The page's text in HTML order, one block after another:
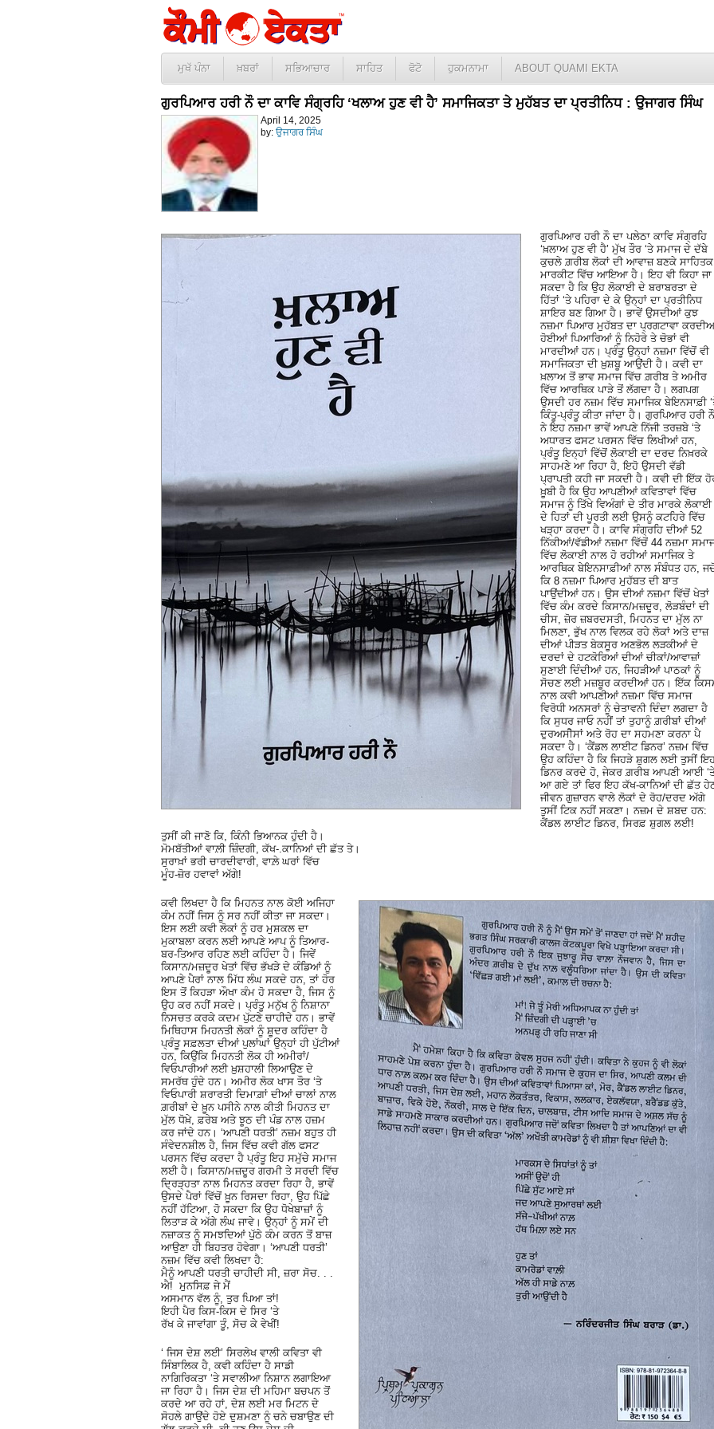
ਮੁਖੱ ਪੰਨਾ ਖ਼ਬਰਾਂ ਸਭਿਆਚਾਰ ਸਾਹਿਤ ਫੋਟੋ ਹੁਕਮਨਾਮਾ ABOUT QUAMI EKTA
ਗੁਰਪਿਆਰ ਹਰੀ ਨੌ ਦਾ ਕਾਵਿ ਸੰਗ੍ਰਹਿ ‘ਖਲਾਅ ਹੁਣ ਵੀ ਹੈ’ ਸਮਾਜਿਕਤਾ ਤੇ ਮੁਹੱਬਤ ਦਾ ਪ੍ਰਤੀਨਿਧ : ਉਜਾਗਰ ਸਿੰਘ
April 14, 2025
by: ਉਜਾਗਰ ਸਿੰਘ
ਗੁਰਪਿਆਰ ਹਰੀ ਨੌ ਦਾ ਪਲੇਠਾ ਕਾਵਿ ਸੰਗ੍ਰਹਿ
‘ਖ਼ਲਾਅ ਹੁਣ ਵੀ ਹੈ’ ਮੁੱਖ ਤੌਰ ‘ਤੇ ਸਮਾਜ ਦੇ ਦੱਬੇ
ਕੁਚਲੇ ਗ਼ਰੀਬ ਲੋਕਾਂ ਦੀ ਆਵਾਜ਼ ਬਣਕੇ ਸਾਹਿਤਕ
ਮਾਰਕੀਟ ਵਿੱਚ ਆਇਆ ਹੈ। ਇਹ ਵੀ ਕਿਹਾ ਜਾ
ਸਕਦਾ ਹੈ ਕਿ ਉਹ ਲੋਕਾਈ ਦੇ ਬਰਾਬਰਤਾ ਦੇ
ਹਿੱਤਾਂ ‘ਤੇ ਪਹਿਰਾ ਦੇ ਕੇ ਉਨ੍ਹਾਂ ਦਾ ਪ੍ਰਤੀਨਿਧ
ਸ਼ਾਇਰ ਬਣ ਗਿਆ ਹੈ। ਭਾਵੇਂ ਉਸਦੀਆਂ ਕੁਝ
ਨਜ਼ਮਾ ਪਿਆਰ ਮੁਹੱਬਤ ਦਾ ਪ੍ਰਗਟਾਵਾ
ਹੋਈਆਂ ਪਿਆਰਿਆਂ ਨੂੰ ਨਿਹੋਰੇ ਤੇ ਚੋਭਾਂ ਵੀ
ਮਾਰਦੀਆਂ ਹਨ। ਪ੍ਰੰਤੂ ਉਨ੍ਹਾਂ ਨਜ਼ਮਾ ਵਿੱਚੋਂ ਵੀ
ਸਮਾਜਿਕਤਾ ਦੀ ਖ਼ੁਸ਼ਬੂ ਆਉਂਦੀ ਹੈ। ਕਵੀ ਦਾ
ਖ਼ਲਾਅ ਤੋਂ ਭਾਵ ਸਮਾਜ ਵਿੱਚ ਗ਼ਰੀਬ ਤੇ ਅਮੀਰ
ਵਿੱਚ ਆਰਥਿਕ ਪਾੜੇ ਤੋਂ ਲੱਗਦਾ ਹੈ। ਲਗਪਗ
ਉਸਦੀ ਹਰ ਨਜ਼ਮ ਵਿੱਚ ਸਮਾਜਿਕ ਬੇਇਨਸਾਫ਼ੀ
ਕਿੰਤੂ-ਪ੍ਰੰਤੂ ਕੀਤਾ ਜਾਂਦਾ ਹੈ। ਗੁਰਪਿਆਰ ਹਰੀ ਨੌ
ਨੇ ਇਹ ਨਜ਼ਮਾ ਭਾਵੇਂ ਆਪਣੇ ਨਿੱਜੀ ਤਰਜ਼ਬੇ ‘ਤੇ
ਅਧਾਰਤ ਫਸਟ ਪਰਸਨ ਵਿੱਚ ਲਿਖੀਆਂ ਹਨ,
ਪ੍ਰੰਤੂ ਇਨ੍ਹਾਂ ਵਿੱਚੋਂ ਲੋਕਾਈ ਦਾ ਦਰਦ ਨਿਖ਼ਰਕੇ
ਸਾਹਮਣੇ ਆ ਰਿਹਾ ਹੈ, ਇਹੋ ਉਸਦੀ ਵੱਡੀ
ਪ੍ਰਾਪਤੀ ਕਹੀ ਜਾ ਸਕਦੀ ਹੈ। ਕਵੀ ਦੀ ਇੱਕ
ਖ਼ੂਬੀ ਹੈ ਕਿ ਉਹ ਆਪਣੀਆਂ ਕਵਿਤਾਵਾਂ ਵਿੱਚ
ਸਮਾਜ ਨੂੰ ਤਿੱਖੇ ਵਿਅੰਗਾਂ ਦੇ ਤੀਰ ਮਾਰਕੇ ਲੋਕਾਈ
ਦੇ ਹਿਤਾਂ ਦੀ ਪੂਰਤੀ ਲਈ ਉਸਨੂੰ ਕਟਹਿਰੇ ਵਿੱਚ
ਖੜ੍ਹਾ ਕਰਦਾ ਹੈ। ਕਾਵਿ ਸੰਗ੍ਰਹਿ ਦੀਆਂ 52
ਨਿੱਕੀਆਂ/ਵੱਡੀਆਂ ਨਜ਼ਮਾ ਵਿੱਚੋਂ 44 ਨਜ਼ਮਾ
ਵਿੱਚ ਲੋਕਾਈ ਨਾਲ ਹੋ ਰਹੀਆਂ ਸਮਾਜਿਕ ਤੇ
ਆਰਥਿਕ ਬੇਇਨਸਾਫ਼ੀਆਂ ਨਾਲ ਸੰਬੰਧਤ ਹਨ,
ਕਿ 8 ਨਜ਼ਮਾ ਪਿਆਰ ਮੁਹੱਬਤ ਦੀ ਬਾਤ
ਪਾਉਂਦੀਆਂ ਹਨ। ਉਸ ਦੀਆਂ ਨਜ਼ਮਾ ਵਿੱਚੋਂ ਖੇਤਾਂ
ਵਿੱਚ ਕੰਮ ਕਰਦੇ ਕਿਸਾਨ/ਮਜ਼ਦੂਰ, ਲੋੜਬੰਦਾਂ ਦੀ
ਚੀਸ, ਜ਼ੋਰ ਜ਼ਬਰਦਸਤੀ, ਮਿਹਨਤ ਦਾ ਮੁੱਲ ਨਾ
ਮਿਲਣਾ, ਭੁੱਖ ਨਾਲ ਵਿਲਕ ਰਹੇ ਲੋਕਾਂ ਅਤੇ ਦਾਜ਼
ਦੀਆਂ ਪੀੜਤ ਬੇਕਸੂਰ ਅਣਭੋਲ ਲੜਕੀਆਂ ਦੇ
ਦਰਦਾਂ ਦੇ ਹਟਕੋਰਿਆਂ ਦੀਆਂ ਚੀਕਾਂ/ਆਵਾਜ਼ਾਂ
ਸੁਣਾਈ ਦਿੰਦੀਆਂ ਹਨ, ਜਿਹੜੀਆਂ ਪਾਠਕਾਂ ਨੂੰ
ਸੋਚਣ ਲਈ ਮਜ਼ਬੂਰ ਕਰਦੀਆਂ ਹਨ। ਇੱਕ
ਨਾਲ ਕਵੀ ਆਪਣੀਆਂ ਨਜ਼ਮਾ ਵਿੱਚ ਸਮਾਜ
ਵਿਰੋਧੀ ਅਨਸਰਾਂ ਨੂੰ ਚੇਤਾਵਨੀ ਦਿੰਦਾ ਲਗਦਾ ਹੈ
ਕਿ ਸੁਧਰ ਜਾਓ ਨਹੀਂ ਤਾਂ ਤੁਹਾਨੂੰ ਗ਼ਰੀਬਾਂ ਦੀਆਂ
ਦੁਰਅਸੀੋਸਾਂ ਅਤੇ ਰੋਹ ਦਾ ਸਹਮਣਾ ਕਰਨਾ ਪੈ
ਸਕਦਾ ਹੈ। ‘ਕੈਂਡਲ ਲਾਈਟ ਡਿਨਰ’ ਨਜ਼ਮ ਵਿੱਚ
ਉਹ ਕਹਿੰਦਾ ਹੈ ਕਿ ਜਿਹੜੇ ਸ਼ੁਗਲ ਲਈ ਤੁਸੀਂ
ਡਿਨਰ ਕਰਦੇ ਹੋ, ਜੇਕਰ ਗ਼ਰੀਬ ਆਪਣੀ ਆਈ
ਆ ਗਏ ਤਾਂ ਫਿਰ ਇਹ ਕੱਖ-ਕਾਨਿਆਂ ਦੀ ਛੱਤ
ਜੀਵਨ ਗੁਜ਼ਾਰਨ ਵਾਲੇ ਲੋਕਾਂ ਦੇ ਰੋਹ/ਦਰਦ ਅੱਗੇ
ਤੁਸੀਂ ਟਿਕ ਨਹੀਂ ਸਕਣਾ। ਨਜ਼ਮ ਦੇ ਸ਼ਬਦ ਹਨ:
ਕੈਂਡਲ ਲਾਈਟ ਡਿਨਰ, ਸਿਰਫ਼ ਸ਼ੁਗਲ ਲਈ!
ਤੁਸੀਂ ਕੀ ਜਾਣੋ ਕਿ, ਕਿੰਨੀ ਭਿਆਨਕ ਹੁੰਦੀ ਹੈ।
ਮੋਮਬੱਤੀਆਂ ਵਾਲ਼ੀ ਜ਼ਿੰਦਗੀ, ਕੱਖ-.ਕਾਨਿਆਂ ਦੀ ਛੱਤ ਤੇ।
ਸੁਰਾਖ਼ਾਂ ਭਰੀ ਚਾਰਦੀਵਾਰੀ, ਵਾਲ਼ੇ ਘਰਾਂ ਵਿੱਚ
ਮੂੰਹ-ਜ਼ੋਰ ਹਵਾਵਾਂ ਅੱਗੇ!
ਕਵੀ ਲਿਖਦਾ ਹੈ ਕਿ ਮਿਹਨਤ ਨਾਲ ਕੋਈ ਅਜਿਹਾ
ਕੰਮ ਨਹੀਂ ਜਿਸ ਨੂੰ ਸਰ ਨਹੀਂ ਕੀਤਾ ਜਾ ਸਕਦਾ।
ਇਸ ਲਈ ਕਵੀ ਲੋਕਾਂ ਨੂੰ ਹਰ ਮੁਸ਼ਕਲ ਦਾ
ਮੁਕਾਬਲਾ ਕਰਨ ਲਈ ਆਪਣੇ ਆਪ ਨੂੰ ਤਿਆਰ-
ਬਰ-ਤਿਆਰ ਰਹਿਣ ਲਈ ਕਹਿੰਦਾ ਹੈ। ਜਿਵੇਂ
ਕਿਸਾਨ/ਮਜ਼ਦੂਰ ਖੇਤਾਂ ਵਿੱਚ ਭੱਖੜੇ ਦੇ ਕੰਡਿਆਂ ਨੂੰ
ਆਪਣੇ ਪੈਰਾਂ ਨਾਲ ਮਿੱਧ ਲੰਘ ਸਕਦੇ ਹਨ, ਤਾਂ ਹੋਰ
ਇਸ ਤੋਂ ਕਿਹੜਾ ਔਖਾ ਕੰਮ ਹੋ ਸਕਦਾ ਹੈ, ਜਿਸ ਨੂੰ
ਉਹ ਕਰ ਨਹੀਂ ਸਕਦੇ। ਪ੍ਰੰਤੂ ਮਨੁੱਖ ਨੂੰ ਨਿਸ਼ਾਨਾ
ਨਿਸਚਤ ਕਰਕੇ ਕਦਮ ਪੁੱਟਣੇ ਚਾਹੀਦੇ ਹਨ। ਭਾਵੇਂ
ਮਿਥਿਹਾਸ ਮਿਹਨਤੀ ਲੋਕਾਂ ਨੂੰ ਸ਼ੂਦਰ ਕਹਿੰਦਾ ਹੈ
ਪ੍ਰੰਤੂ ਸਫ਼ਲਤਾ ਦੀਆਂ ਪੁਲਾਂਘਾਂ ਉਨ੍ਹਾਂ ਹੀ ਪੁੱਟੀਆਂ
ਹਨ, ਕਿਉਂਕਿ ਮਿਹਨਤੀ ਲੋਕ ਹੀ ਅਮੀਰਾਂ/
ਵਿਓਪਾਰੀਆਂ ਲਈ ਖ਼ੁਸ਼ਹਾਲੀ ਲਿਆਉਣ ਦੇ
ਸਮਰੱਥ ਹੁੰਦੇ ਹਨ। ਅਮੀਰ ਲੋਕ ਖਾਸ ਤੌਰ ‘ਤੇ
ਵਿਓਪਾਰੀ ਸ਼ਰਾਰਤੀ ਦਿਮਾਗ਼ਾਂ ਦੀਆਂ ਚਾਲਾਂ ਨਾਲ
ਗ਼ਰੀਬਾਂ ਦੇ ਖ਼ੂਨ ਪਸੀਨੇ ਨਾਲ ਕੀਤੀ ਮਿਹਨਤ ਦਾ
ਮੁੱਲ ਧੋਖ਼ੇ, ਫ਼ਰੇਬ ਅਤੇ ਝੂਠ ਦੀ ਪੰਡ ਨਾਲ ਹਜ਼ਮ
ਕਰ ਜਾਂਦੇ ਹਨ। ‘ਆਪਣੀ ਧਰਤੀ’ ਨਜ਼ਮ ਬਹੁਤ ਹੀ
ਸੰਵੇਦਨਸ਼ੀਲ ਹੈ, ਜਿਸ ਵਿੱਚ ਕਵੀ ਗੱਲ ਫਸਟ
ਪਰਸਨ ਵਿੱਚ ਕਰਦਾ ਹੈ ਪ੍ਰੰਤੂ ਇਹ ਸਮੁੱਚੇ ਸਮਾਜ
ਲਈ ਹੈ। ਕਿਸਾਨ/ਮਜ਼ਦੂਰ ਗਰਮੀ ਤੇ ਸਰਦੀ ਵਿੱਚ
ਦ੍ਰਿੜ੍ਹਤਾ ਨਾਲ ਮਿਹਨਤ ਕਰਦਾ ਰਿਹਾ ਹੈ, ਭਾਵੇਂ
ਉਸਦੇ ਪੈਰਾਂ ਵਿੱਚੋਂ ਖ਼ੂਨ ਰਿਸਦਾ ਰਿਹਾ, ਉਹ ਪਿੱਛੇ
ਨਹੀਂ ਹੱਟਿਆ, ਹੋ ਸਕਦਾ ਕਿ ਉਹ ਧੋਖੇਬਾਜ਼ਾਂ ਨੂੰ
ਲਿਤਾੜ ਕੇ ਅੱਗੇ ਲੰਘ ਜਾਵੇ। ਉਨ੍ਹਾਂ ਨੂੰ ਸਮੇਂ ਦੀ
ਨਜ਼ਾਕਤ ਨੂੰ ਸਮਝਦਿਆਂ ਪੁੱਠੇ ਕੰਮ ਕਰਨ ਤੋਂ ਬਾਜ਼
ਆਉਣਾ ਹੀ ਬਿਹਤਰ ਹੋਵੇਗਾ। ‘ਆਪਣੀ ਧਰਤੀ’
ਨਜ਼ਮ ਵਿੱਚ ਕਵੀ ਲਿਖਦਾ ਹੈ:
ਮੈਨੂੰ ਆਪਣੀ ਧਰਤੀ ਚਾਹੀਦੀ ਸੀ, ਜ਼ਰਾ ਸੋਚ. . .
ਐ! ਮੁਨਸਿਫ਼ ਜੇ ਮੈਂ
ਅਸਮਾਨ ਵੱਲ ਨੂੰ, ਤੁਰ ਪਿਆ ਤਾਂ!
ਇਹੀ ਪੈਰ ਕਿਸ-ਕਿਸ ਦੇ ਸਿਰ ‘ਤੇ
ਰੱਖ ਕੇ ਜਾਵਾਂਗਾ ਤੂੰ, ਸੋਚ ਕੇ ਵੇਖੀਂ!
‘ ਜਿਸ ਦੇਸ਼ ਲਈ’ ਸਿਰਲੇਖ ਵਾਲੀ ਕਵਿਤਾ ਵੀ
ਸਿੰਬਾਲਿਕ ਹੈ, ਕਵੀ ਕਹਿੰਦਾ ਹੈ ਸਾਡੀ
ਨਾਗਿਰਿਕਤਾ ‘ਤੇ ਸਵਾਲੀਆ ਨਿਸ਼ਾਨ ਲਗਾਇਆ
ਜਾ ਰਿਹਾ ਹੈ। ਜਿਸ ਦੇਸ਼ ਦੀ ਮਹਿਮਾ ਬਚਪਨ ਤੋਂ
ਕਰਦੇ ਆ ਰਹੇ ਹਾਂ, ਦੇਸ਼ ਲਈ ਮਰ ਮਿਟਨ ਦੇ
ਸੋਹਲੇ ਗਾਉਂਦੇ ਹੋਏ ਦੁਸ਼ਮਣਾ ਨੂੰ ਚਨੇ ਚਬਾਉਣ ਦੀ